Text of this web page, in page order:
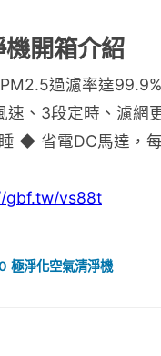
開箱介紹
過濾率達
、3段定時、濾網
◆ 省電DC馬達，
gbf.tw/vs88t
極淨化空氣清淨機